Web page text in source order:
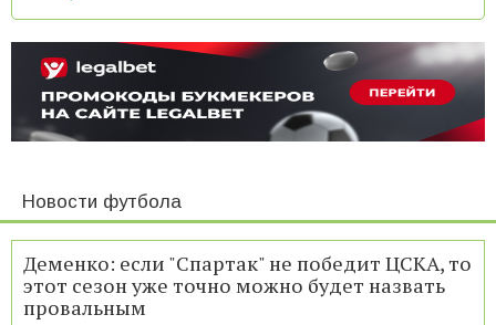
Новости футбола
Деменко: если "Спартак" не победит ЦСКА, то
этот сезон уже точно можно будет назвать
провальным